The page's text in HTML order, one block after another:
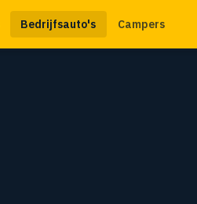
Bedrijfsauto's Campers